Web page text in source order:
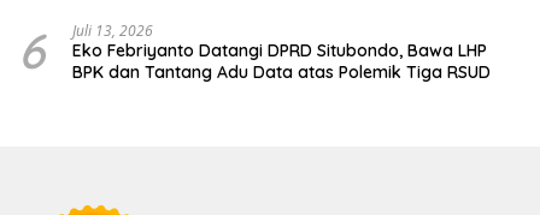
6 Juli 13, 2026
Eko Febriyanto Datangi DPRD Situbondo, Bawa LHP
BPK dan Tantang Adu Data atas Polemik Tiga RSUD